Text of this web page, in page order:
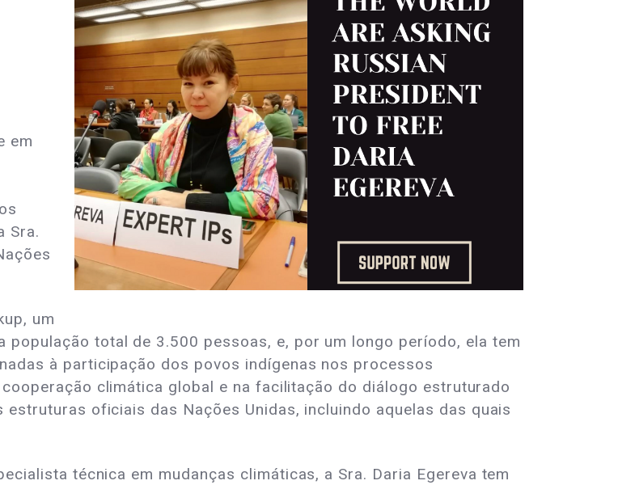
em
Sra.
um
população total de 3.500 pessoas, e, por um longo período, ela tem
à participação dos povos indígenas nos processos
climática global e na facilitação do diálogo estruturado
oficiais das Nações Unidas, incluindo aquelas das quais
técnica em mudanças climáticas, a Sra. Daria Egereva tem